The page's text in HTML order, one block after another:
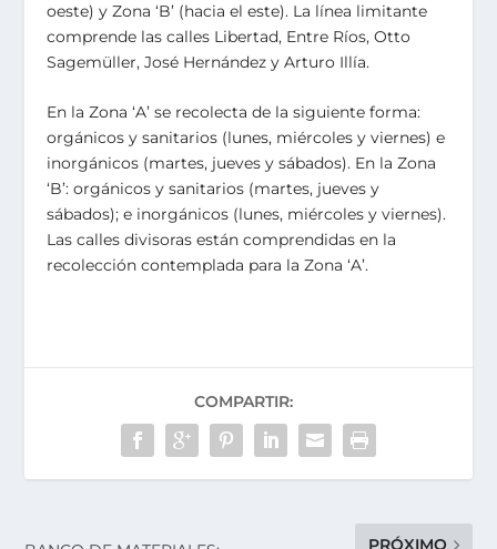
oeste) y Zona ‘B’ (hacia el este). La línea limitante
comprende las calles Libertad, Entre Ríos, Otto
Sagemüller, José Hernández y Arturo Illía.
En la Zona ‘A’ se recolecta de la siguiente forma:
orgánicos y sanitarios (lunes, miércoles y viernes) e
inorgánicos (martes, jueves y sábados). En la Zona
‘B’: orgánicos y sanitarios (martes, jueves y
sábados); e inorgánicos (lunes, miércoles y viernes).
Las calles divisoras están comprendidas en la
recolección contemplada para la Zona ‘A’.
COMPARTIR: